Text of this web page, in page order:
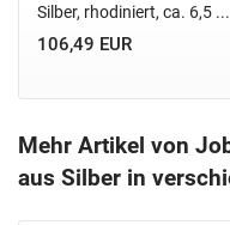
Silber, rhodiniert, ca. 6,5 ...
106,49 EUR
Mehr Artikel von
aus Silber in